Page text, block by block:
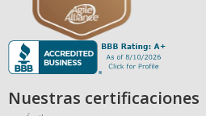
Nuestras certificaciones